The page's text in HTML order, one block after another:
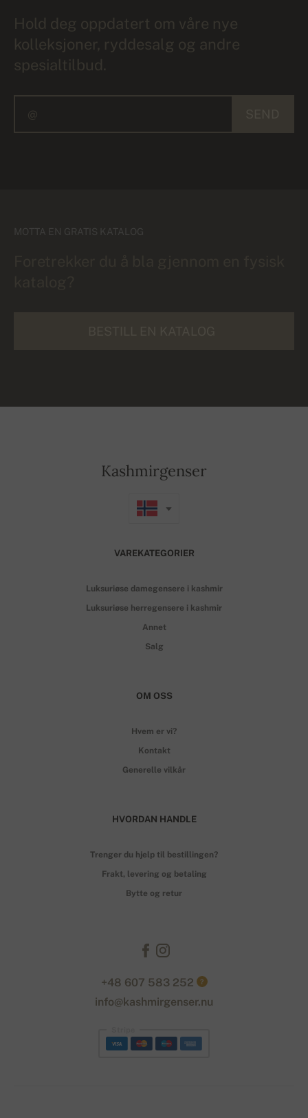
Hold deg oppdatert om våre nye
kolleksjoner, ryddesalg og andre
spesialtilbud.
MOTTA EN GRATIS KATALOG
Kashmirgenser
VAREKATEGORIER
Luksuriøse damegensere i kashmir
Luksuriøse herregensere i kashmir
Annet
Salg
OM OSS
Hvem er vi?
Kontakt
Generelle vilkår
HVORDAN HANDLE
Trenger du hjelp til bestillingen?
Frakt, levering og betaling
Bytte og retur
+48 607 583 252 ?
info@kashmirgenser.nu